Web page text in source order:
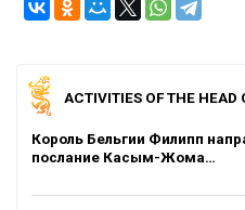
ACTIVITIES OF THE HEAD
Король Бельгии Филипп
послание Касым-Жома…